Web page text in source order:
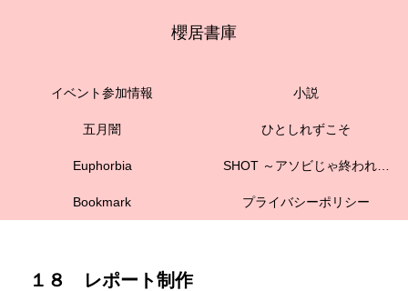
櫻居書庫
イベント参加情報 小説
五月闇 ひとしれずこそ
Euphorbia SHOT ～アソビじゃ終われない
Bookmark プライバシーポリシー
１８ レポート制作